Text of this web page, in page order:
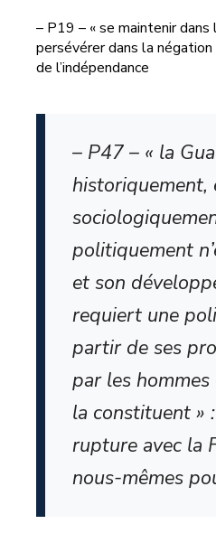
– P19 – « se maintenir dans
persévérer dans la
de l’indépendance
– P47 – « la
historiquement,
politiquement
et son
requiert une
partir de ses
par les
la constituent »
rupture avec la
nous-mêmes